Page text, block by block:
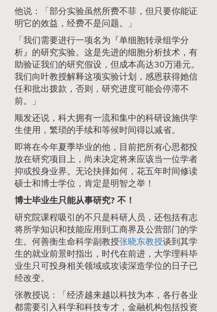
他说：「部分实验虽然所费不菲，但只要你能证
明它的效益，经费不是问题。」
「我们需要进行一项名为『单细胞转录组学分
析』的研究实验。这是先进的细胞分析技术，有
助验证我们的研究假设，但成本高达30万港元。
我们向叶教授解释这项实验计划，感恩获得她信
任和批出拨款，否则，研究进度可能会停滞不
前。」
顺发还说，科大拥有一流和集中的科研设施供学
生使用，繁琐的手续和等候时间得以减省。
即将在今年夏季毕业的他，目前把所有心思都投
放在研究项目上，尚未决定将来应该当一位学者
抑或投身业界。无论抉择如何，花五年时间修读
硕士和博士学位，肯定是明智之举！
博士毕业生只能从事研究? 不！
研究院课程吸引的不只是科研人员，还包括有志
将所学知识和技能应用到工商界及公营部门的学
生。何善衡生命科学副教授张晓东教授谈到其学
生的就业前景时指出，时代在前进，大学理科毕
业生只可投身相关领域或攻读深造学位的日子已
经改变。
张教授说：「经济越来越以科技为本，各行各业
都需要引入科学和科技专才，金融机构包括投资